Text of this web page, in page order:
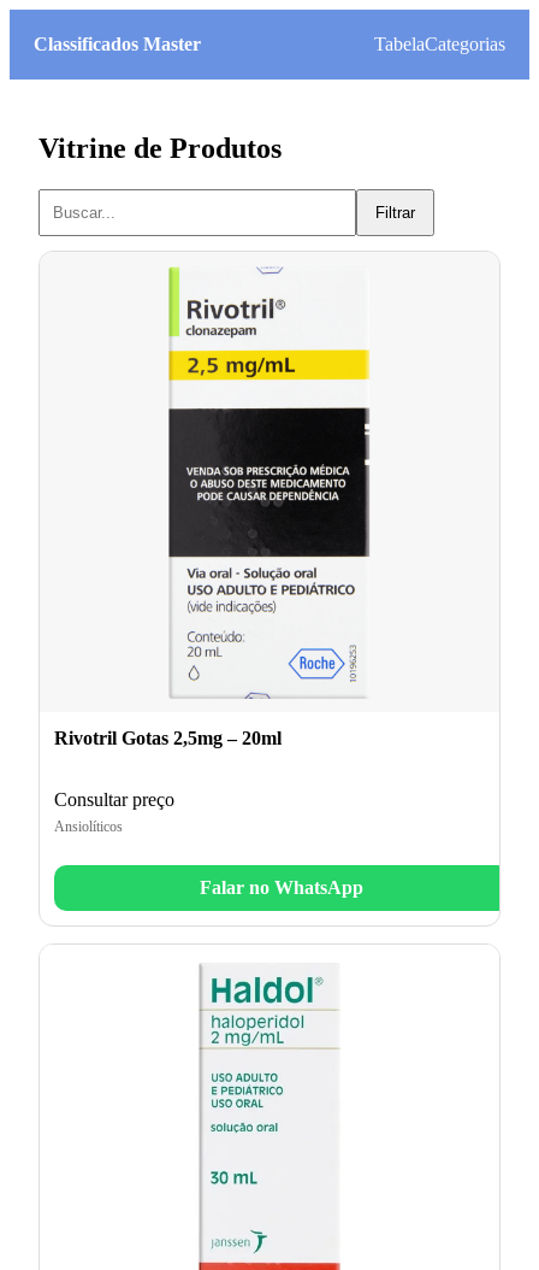
Classificados Master TabelaCategorias
Vitrine de Produtos
Filtrar
Rivotril Gotas 2,5mg – 20ml
Consultar preço
Ansiolíticos
Falar no WhatsApp